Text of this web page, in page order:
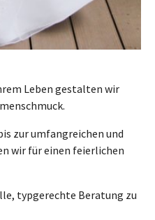
Leben gestalten wir
zur umfangreichen und
wir für einen feierlichen
typgerechte Beratung zu